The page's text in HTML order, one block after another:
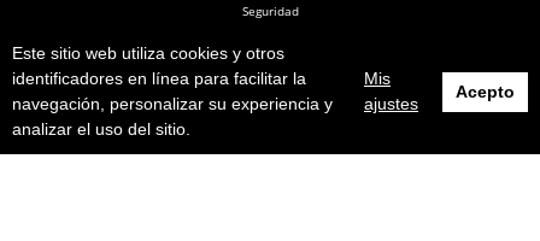
Este sitio web utiliza cookies y otros
identificadores en línea para facilitar la
navegación, personalizar su experiencia y
analizar el uso del sitio.
Mis
ajustes
Acepto
Enfermería en Desarrollo © 2026
Seguridad